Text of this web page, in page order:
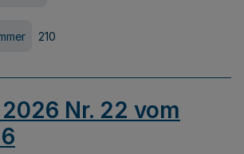
210
2026 Nr. 22 vom